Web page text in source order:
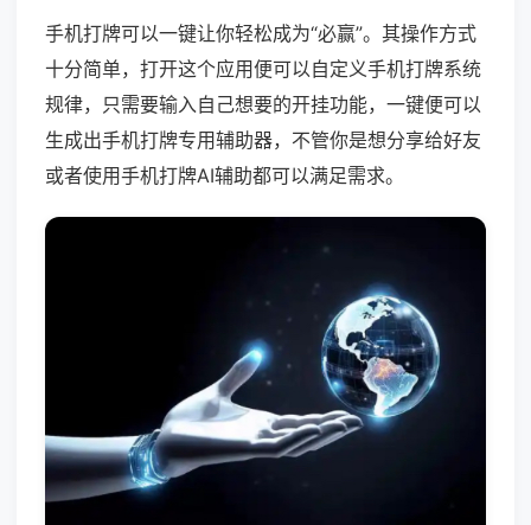
手机打牌可以一键让你轻松成为“必赢”。其操作方式
十分简单，打开这个应用便可以自定义手机打牌系统
规律，只需要输入自己想要的开挂功能，一键便可以
生成出手机打牌专用辅助器，不管你是想分享给好友
或者使用手机打牌AI辅助都可以满足需求。